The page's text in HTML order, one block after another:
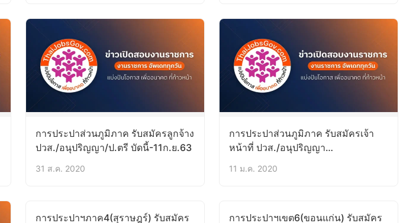
การประปาส่วนภูมิภาค รับสมัครลูกจ้าง
ปวส./อนุปริญญา/ป.ตรี บัดนี้-11ก.ย.63
31 ส.ค. 2020
การประปาส่วนภูมิภาค รับสมัครเจ้า
หน้าที่ ปวส./อนุปริญญา
11 ม.ค. 2020
การประปาฯภาค4(สุราษฎร์) รับสมัคร
การประปาฯเขต6(ขอนแก่น) รับสมัคร